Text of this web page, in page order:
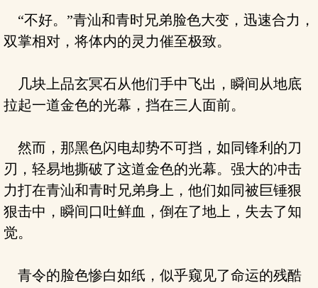
“不好。”青汕和青时兄弟脸色大变，迅速合力，
双掌相对，将体内的灵力催至极致。
几块上品玄冥石从他们手中飞出，瞬间从地底
拉起一道金色的光幕，挡在三人面前。
然而，那黑色闪电却势不可挡，如同锋利的刀
刃，轻易地撕破了这道金色的光幕。强大的冲击
力打在青汕和青时兄弟身上，他们如同被巨锤狠
狠击中，瞬间口吐鲜血，倒在了地上，失去了知
觉。
青令的脸色惨白如纸，似乎窥见了命运的残酷